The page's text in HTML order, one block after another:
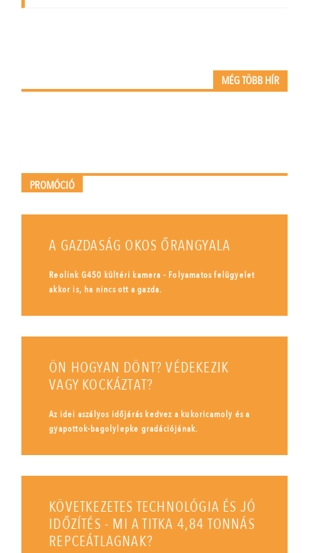
MÉG TÖBB HÍR
PROMÓCIÓ
A GAZDASÁG OKOS ŐRANGYALA
Reolink G450 kültéri kamera - Folyamatos felügyelet
akkor is, ha nincs ott a gazda.
ÖN HOGYAN DÖNT? VÉDEKEZIK
VAGY KOCKÁZTAT?
Az idei aszályos időjárás kedvez a kukoricamoly és a
gyapottok-bagolylepke gradációjának.
KÖVETKEZETES TECHNOLÓGIA ÉS JÓ
IDŐZÍTÉS - MI A TITKA 4,84 TONNÁS
REPCEÁTLAGNAK?